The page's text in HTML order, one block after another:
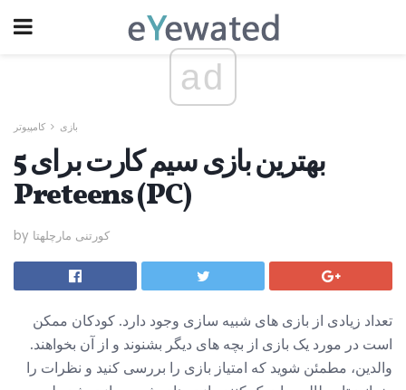
ad
بازی کامپیوتر
5 بهترین بازی سیم کارت برای
Preteens (PC)
by کورتنی مارچلهتا
تعداد زیادی از بازی های شبیه سازی وجود دارد. کودکان ممکن
است در مورد یک بازی از بچه های دیگر بشنوند و از آن بخواهند.
والدین، مطمئن شوید که امتیاز بازی را بررسی کنید و نظرات را